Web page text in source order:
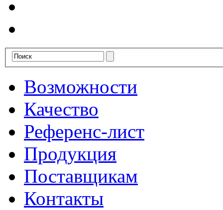
Возможности
Качество
Референс-лист
Продукция
Поставщикам
Контакты